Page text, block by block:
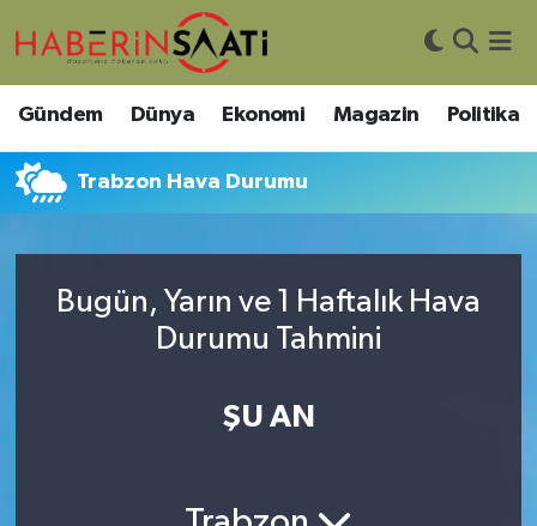
Gündem Dünya Ekonomi Magazin Politika
Trabzon Hava Durumu
Bugün, Yarın ve 1 Haftalık Hava
Durumu Tahmini
ŞU AN
Asayiş
Bilim ve Teknoloji
Çevre
Nöbetçi Eczaneler
Hava Durumu
Trafik Durumu
Tüm Manşetler